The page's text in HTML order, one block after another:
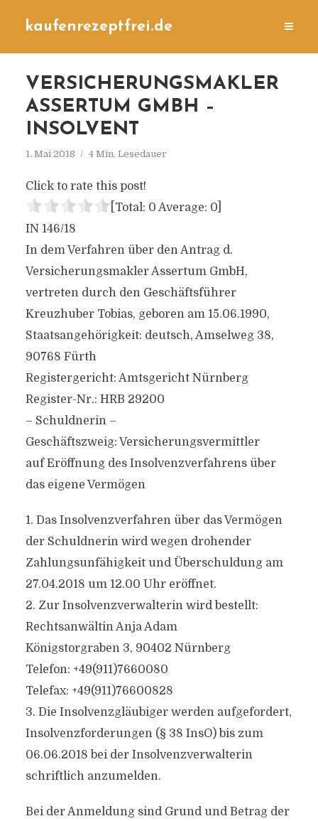
kaufenrezeptfrei.de
VERSICHERUNGSMAKLER
ASSERTUM GMBH –
INSOLVENT
1. Mai 2018 4 Min. Lesedauer
Click to rate this post!
[Total: 0 Average: 0]
IN 146/18
In dem Verfahren über den Antrag d.
Versicherungsmakler Assertum GmbH,
vertreten durch den Geschäftsführer
Kreuzhuber Tobias, geboren am 15.06.1990,
Staatsangehörigkeit: deutsch, Amselweg 38,
90768 Fürth
Registergericht: Amtsgericht Nürnberg
Register-Nr.: HRB 29200
– Schuldnerin –
Geschäftszweig: Versicherungsvermittler
auf Eröffnung des Insolvenzverfahrens über
das eigene Vermögen
1. Das Insolvenzverfahren über das Vermögen
der Schuldnerin wird wegen drohender
Zahlungsunfähigkeit und Überschuldung am
27.04.2018 um 12.00 Uhr eröffnet.
2. Zur Insolvenzverwalterin wird bestellt:
Rechtsanwältin Anja Adam
Königstorgraben 3, 90402 Nürnberg
Telefon: +49(911)7660080
Telefax: +49(911)76600828
3. Die Insolvenzgläubiger werden aufgefordert,
Insolvenzforderungen (§ 38 InsO) bis zum
06.06.2018 bei der Insolvenzverwalterin
schriftlich anzumelden.
Bei der Anmeldung sind Grund und Betrag der